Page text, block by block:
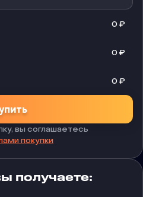
0₽
0₽
0₽
вы соглашаетесь
покупки
получаете: